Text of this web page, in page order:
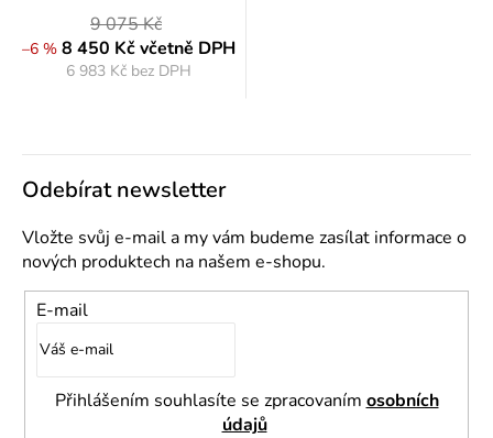
9 075 Kč
–6 % 8 450 Kčvčetně DPH
6 983 Kč bez DPH
Odebírat newsletter
Vložte svůj e-mail a my vám budeme zasílat informace o
nových produktech na našem e-shopu.
E-mail
Přihlášením souhlasíte se zpracovaním osobních
údajů